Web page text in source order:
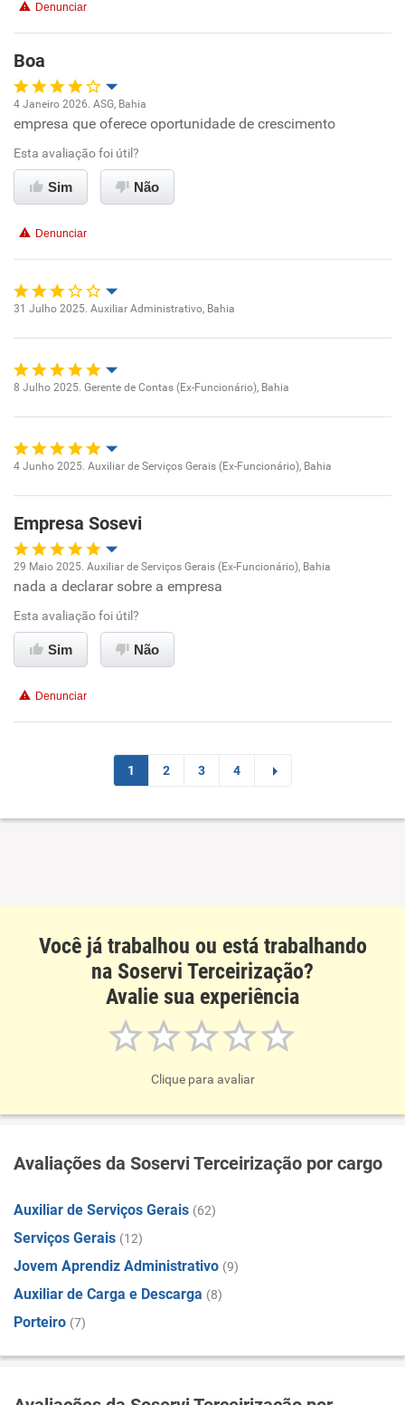
Benefícios
Não recomenda esta empresa
Não recomenda a diretoria
Denunciar
Boa
Oportunidade de promoção
Ambiente de trabalho
Benefícios
Recomenda esta empresa
4 Janeiro 2026. ASG, Bahia
empresa que oferece oportunidade de crescimento
Esta avaliação foi útil?
Sim Não
Denunciar
Ambiente de trabalho
Conciliação com a vida familiar
Benefícios
Não recomenda a diretoria
31 Julho 2025. Auxiliar Administrativo, Bahia
Ambiente de trabalho
Conciliação com a vida familiar
Benefícios
Recomenda esta empresa
8 Julho 2025. Gerente de Contas (Ex-Funcionário), Bahia
Ambiente de trabalho
Conciliação com a vida familiar
Benefícios
Recomenda esta empresa
Recomenda a diretoria
4 Junho 2025. Auxiliar de Serviços Gerais (Ex-Funcionário), Bahia
Empresa Sosevi
Oportunidade de promoção
Ambiente de trabalho
Benefícios
Recomenda esta empresa
29 Maio 2025. Auxiliar de Serviços Gerais (Ex-Funcionário), Bahia
nada a declarar sobre a empresa
Esta avaliação foi útil?
Sim Não
Denunciar
1 2 3 4
Você já trabalhou ou está trabalhando
na Soservi Terceirização?
Avalie sua experiência
Clique para avaliar
Avaliações da Soservi Terceirização por cargo
Auxiliar de Serviços Gerais (62)
Serviços Gerais (12)
Jovem Aprendiz Administrativo (9)
Auxiliar de Carga e Descarga (8)
Porteiro (7)